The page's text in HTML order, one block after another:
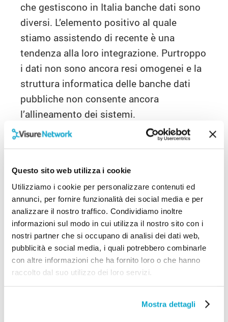
Questo sito web utilizza i cookie
Utilizziamo i cookie per personalizzare contenuti ed
annunci, per fornire funzionalità dei social media e per
analizzare il nostro traffico. Condividiamo inoltre
informazioni sul modo in cui utilizza il nostro sito con i
nostri partner che si occupano di analisi dei dati web,
pubblicità e social media, i quali potrebbero combinarle
con altre informazioni che ha fornito loro o che hanno
raccolto dal suo utilizzo dei loro servizi.
Mostra dettagli
che gestiscono in Italia banche dati sono
diversi. L’elemento positivo al quale
stiamo assistendo di recente è una
tendenza alla loro integrazione. Purtroppo
i dati non sono ancora resi omogenei e la
struttura informatica delle banche dati
pubbliche non consente ancora
l’allineamento dei sistemi.
L’ente pubblico che sta sviluppando,
sistemi di integrazione di dati è la
di Commercio Nel corso del 2019 le
visure camerali si sono arricchite dei dati
relativi al numero di occupati in una
impresa, provenienti dall’INPS. Ora è
quindi possibile verificare il numero
effettivo dei dipendenti di una impresa e
conoscerne l’evoluzione nel tempo.
Dal mese di ottobre, sono stati integrati